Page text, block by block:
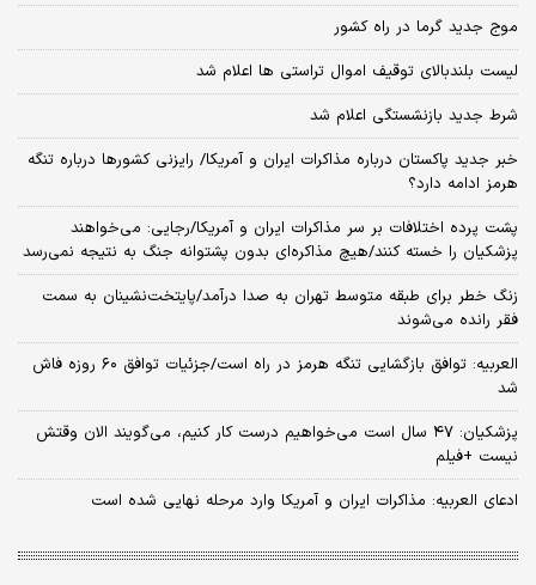
موج جدید گرما در راه کشور
لیست بلندبالای توقیف اموال تراستی ها اعلام شد
شرط جدید بازنشستگی اعلام شد
خبر جدید پاکستان درباره مذاکرات ایران و آمریکا/ رایزنی کشورها درباره تنگه
هرمز ادامه دارد؟
پشت پرده اختلافات بر سر مذاکرات ایران و آمریکا/رجایی: می‌خواهند
پزشکیان را خسته کنند/هیچ مذاکره‌ای بدون پشتوانه جنگ به نتیجه نمی‌رسد
زنگ خطر برای طبقه متوسط تهران به صدا درآمد/پایتخت‌نشینان به سمت
فقر رانده می‌شوند
العربیه: توافق بازگشایی تنگه هرمز در راه است/جزئیات توافق ۶۰ روزه فاش
شد
پزشکیان: ۴۷ سال است می‌خواهیم درست کار کنیم، می‌گویند الان وقتش
نیست +فیلم
ادعای العربیه: مذاکرات ایران و آمریکا وارد مرحله نهایی شده است